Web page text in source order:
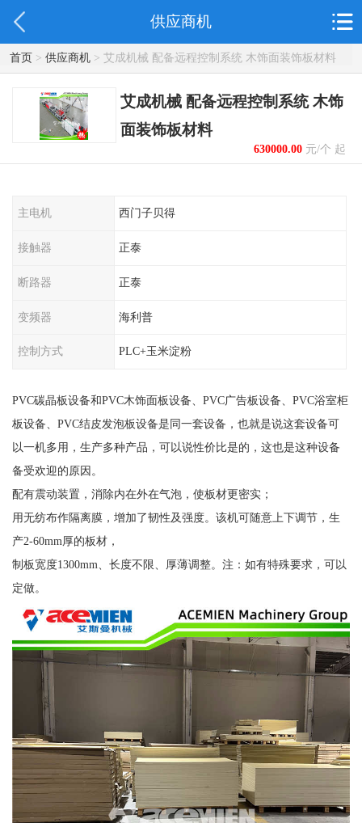
供应商机
首页> 供应商机> 艾成机械 配备远程控制系统 木饰面装饰板材料
艾成机械 配备远程控制系统 木饰
面装饰板材料
630000.00元/个 起
主电机 西门子贝得
接触器 正泰
断路器 正泰
变频器 海利普
控制方式 PLC+玉米淀粉
PVC碳晶板设备和PVC木饰面板设备、PVC广告板设备、PVC浴室柜
板设备、PVC结皮发泡板设备是同一套设备，也就是说这套设备可
以一机多用，生产多种产品，可以说性价比是的，这也是这种设备
备受欢迎的原因。
配有震动装置，消除内在外在气泡，使板材更密实；
用无纺布作隔离膜，增加了韧性及强度。该机可随意上下调节，生
产2-60mm厚的板材，
制板宽度1300mm、长度不限、厚薄调整。注：如有特殊要求，可以
定做。